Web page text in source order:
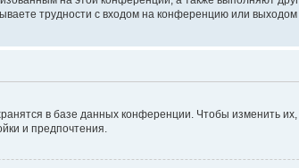
трудности с входом на конференцию или
в базе данных конференции. Чтобы изменить
и предпочтения.